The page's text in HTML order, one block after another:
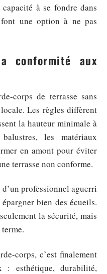
à se fondre dans
une option à ne pas
conformité aux
corps de terrasse sans
Les règles diffèrent
la hauteur minimale à
les matériaux
en amont pour éviter
terrasse non conforme.
professionnel aguerri
bien des écueils.
la sécurité, mais
corps, c’est finalement
: esthétique, durabilité,